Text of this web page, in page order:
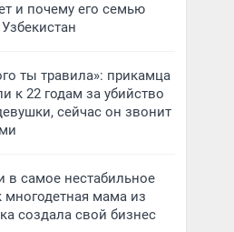
и почему его семью
ты травила»: прикамца
к 22 годам за убийство
сейчас он звонит
в самое нестабильное
многодетная мама из
создала свой бизнес